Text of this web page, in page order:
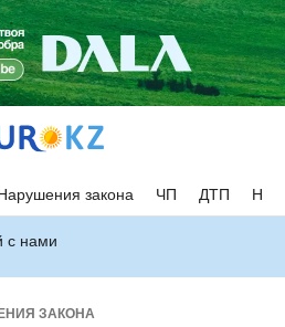
закона ЧП ДТП
с нами
ЗАКОНА